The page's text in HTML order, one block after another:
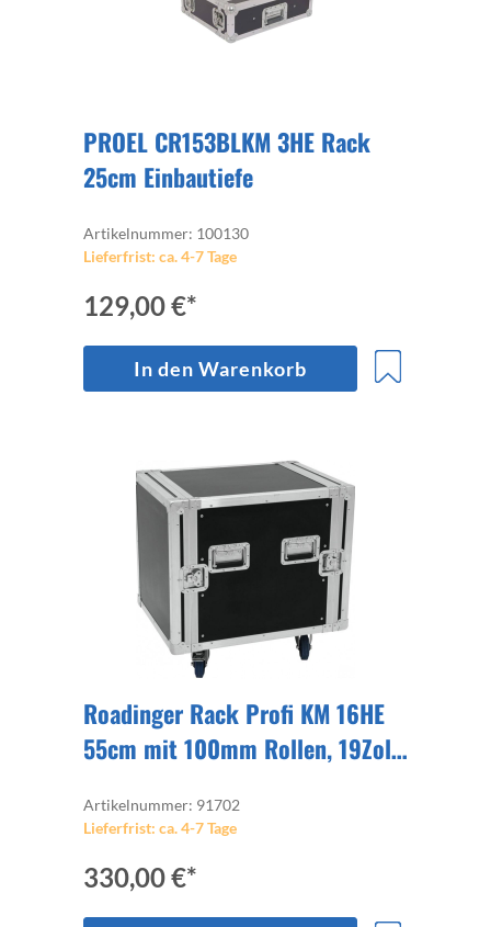
PROEL CR153BLKM 3HE Rack
25cm Einbautiefe
Artikelnummer: 100130
Lieferfrist: ca. 4-7 Tage
129,00 €*
In den Warenkorb
Roadinger Rack Profi KM 16HE
55cm mit 100mm Rollen, 19Zoll-
2x Deckel
Artikelnummer: 91702
Lieferfrist: ca. 4-7 Tage
330,00 €*